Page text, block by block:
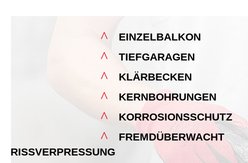
^ EINZELBALKON
^ TIEFGARAGEN
^ KLÄRBECKEN
^ KERNBOHRUNGEN
^ KORROSIONSSCHUTZ
^
FREMDÜBERWACHT
RISSVERPRESSUNG